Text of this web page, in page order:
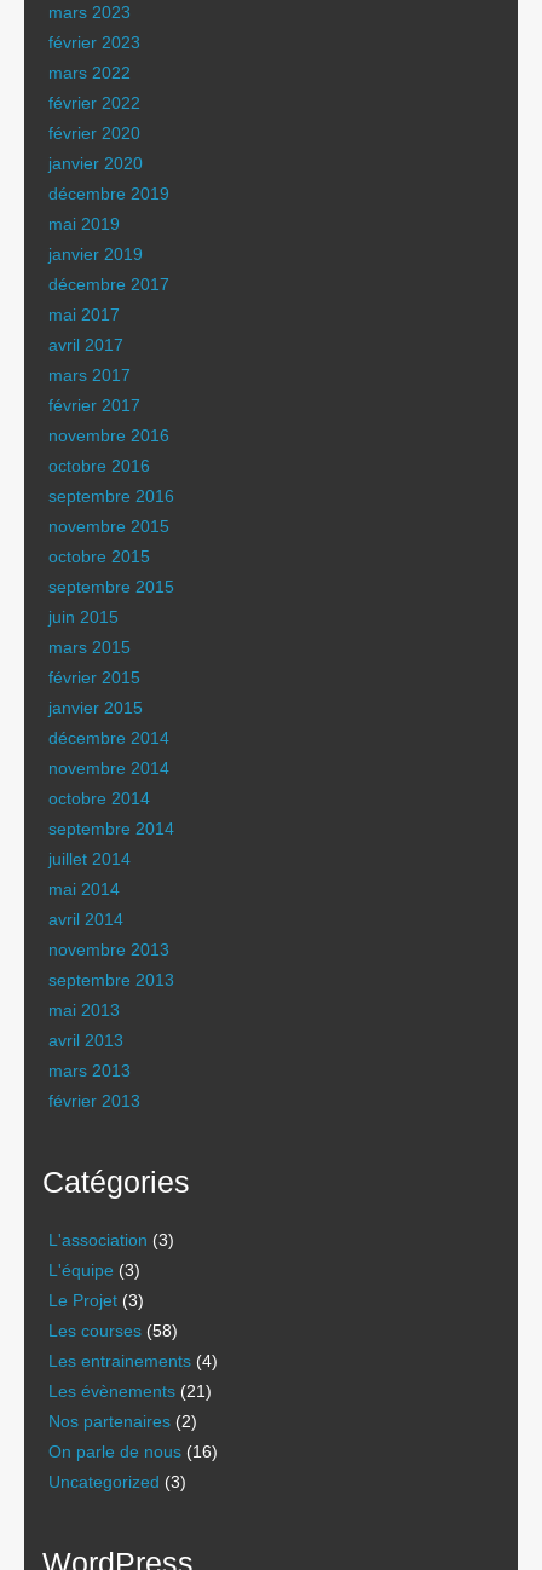
mars 2023
février 2023
mars 2022
février 2022
février 2020
janvier 2020
décembre 2019
mai 2019
janvier 2019
décembre 2017
mai 2017
avril 2017
mars 2017
février 2017
novembre 2016
octobre 2016
septembre 2016
novembre 2015
octobre 2015
septembre 2015
juin 2015
mars 2015
février 2015
janvier 2015
décembre 2014
novembre 2014
octobre 2014
septembre 2014
juillet 2014
mai 2014
avril 2014
novembre 2013
septembre 2013
mai 2013
avril 2013
mars 2013
février 2013
Catégories
L'association (3)
L'équipe (3)
Le Projet (3)
Les courses (58)
Les entrainements (4)
Les évènements (21)
Nos partenaires (2)
On parle de nous (16)
Uncategorized (3)
WordPress